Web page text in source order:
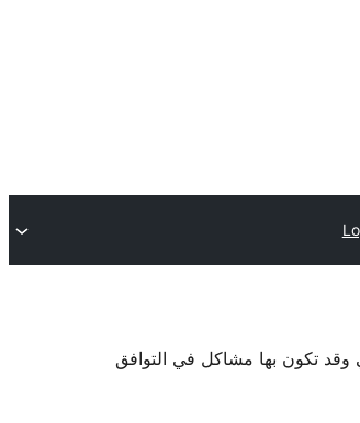
وقد تكون بها مشاكل في التوافق